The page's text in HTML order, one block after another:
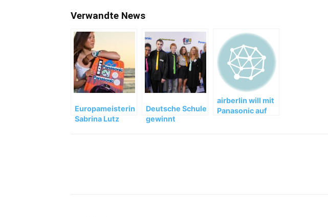
Verwandte News
Europameisterin
Sabrina Lutz
Deutsche Schule
gewinnt
airberlin will mit
Panasonic auf